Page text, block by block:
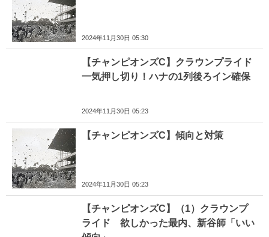
2024年11月30日 05:30
【チャンピオンズC】クラウンプライド
一気押し切り！ハナの1列後ろイン確保
2024年11月30日 05:23
【チャンピオンズC】傾向と対策
2024年11月30日 05:23
【チャンピオンズC】（1）クラウンプ
ライド 欲しかった最内、新谷師「いい